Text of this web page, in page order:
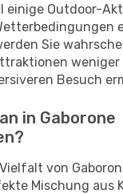
einige Outdoor-
Sie
Besuch
in Gaborone
von
Mischung aus